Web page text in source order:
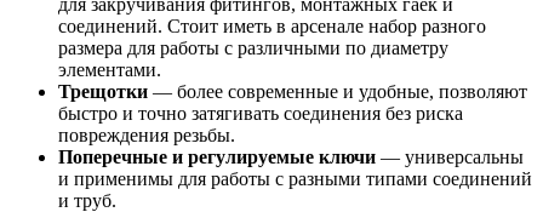
соединений. Стоит иметь в арсенале набор разного
размера для работы с различными по диаметру
элементами.
Трещотки — более современные и удобные, позволяют
быстро и точно затягивать соединения без риска
повреждения резьбы.
Поперечные и регулируемые ключи — универсальны
и применимы для работы с разными типами соединений
и труб.